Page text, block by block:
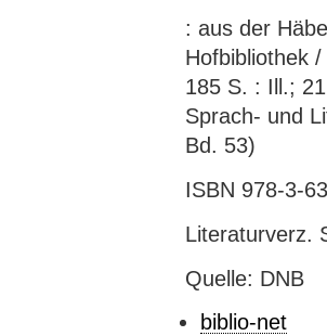
: aus der
Hofbibliothek
185 S. : Ill.;
Sprach- und
Bd. 53)
ISBN 978-3-
Literaturverz.
Quelle: DNB
biblio-net